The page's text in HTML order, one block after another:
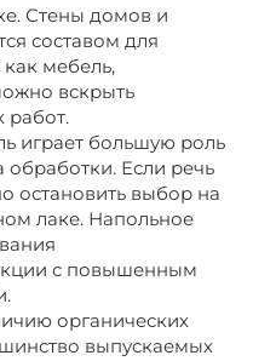
Стены домов и
составом для
мебель,
вскрыть
работ.
играет большую роль
обработки. Если речь
остановить выбор на
лаке. Напольное
с повышенным
органических
выпускаемых